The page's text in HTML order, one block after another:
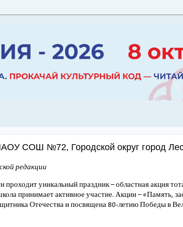
СОШ №72, Городской округ город
редакции
проходит уникальный праздник – областная акция
принимает активное участие. Акции – «Память,
Отечества и посвящена 80-летию Победы в